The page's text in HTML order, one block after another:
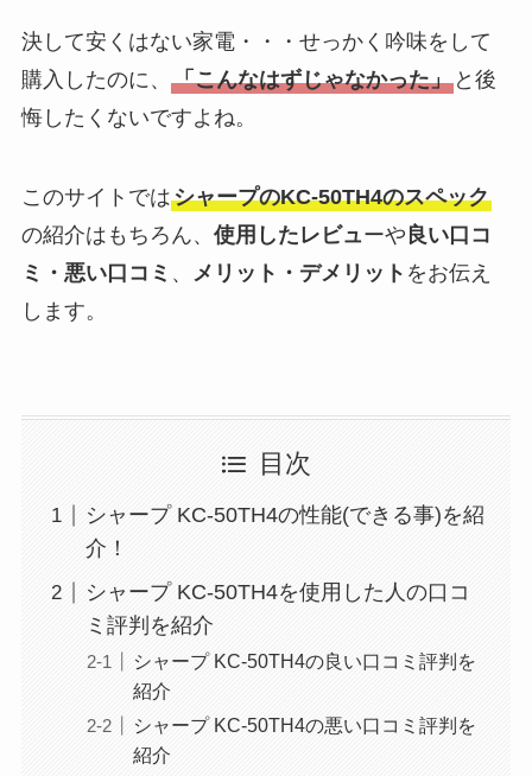
決して安くはない家電・・・せっかく吟味をして
購入したのに、 「こんなはずじゃなかった」と後
悔したくないですよね。
このサイトではシャープのKC-50TH4のスペック
の紹介はもちろん、 使用したレビューや 良い口コ
ミ・悪い口コミ 、 メリット・デメリット をお伝え
します。
目次
シャープ KC-50TH4の性能(できる事)を紹
介！
シャープ KC-50TH4を使用した人の口コ
ミ評判を紹介
シャープ KC-50TH4の良い口コミ評判を
紹介
シャープ KC-50TH4の悪い口コミ評判を
紹介